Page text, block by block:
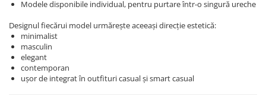
Modele disponibile individual, pentru purtare într-o singură ureche
Designul fiecărui model urmărește aceeași direcție estetică:
minimalist
masculin
elegant
contemporan
ușor de integrat în outfituri casual și smart casual